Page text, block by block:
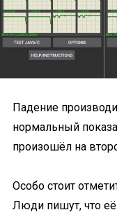
Падение
нормальный
произошёл на
Особо стоит
Люди пишут, что её